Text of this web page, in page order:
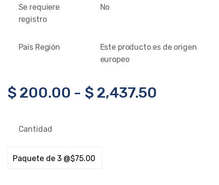
Se requiere
registro
No
País Región
Este producto es de origen
europeo
$ 200.00 - $ 2,437.50
Cantidad